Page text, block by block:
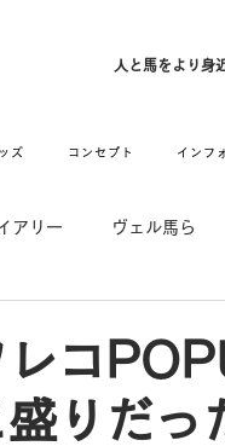
人と馬をより身
ズ コンセプト インフ
アリー ヴェル馬ら
New Long Hit
レコ
りだっ